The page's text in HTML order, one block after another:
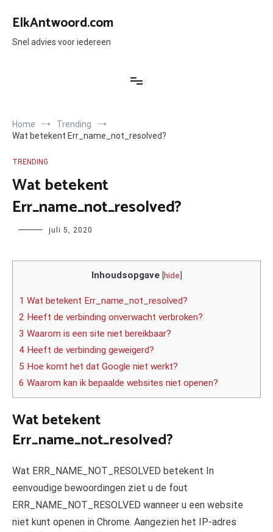
naar
inhoud
ElkAntwoord.com
Snel advies voor iedereen
Home
Trending
Wat betekent Err_name_not_resolved?
TRENDING
Wat betekent
Err_name_not_resolved?
Author juli 5, 2020
Inhoudsopgave [hide]
1 Wat betekent Err_name_not_resolved?
2 Heeft de verbinding onverwacht verbroken?
3 Waarom is een site niet bereikbaar?
4 Heeft de verbinding geweigerd?
5 Hoe komt het dat Google niet werkt?
6 Waarom kan ik bepaalde websites niet openen?
Wat betekent
Err_name_not_resolved?
Wat ERR_NAME_NOT_RESOLVED betekent In
eenvoudige bewoordingen ziet u de fout
ERR_NAME_NOT_RESOLVED wanneer u een website
niet kunt openen in Chrome. Aangezien het IP-adres